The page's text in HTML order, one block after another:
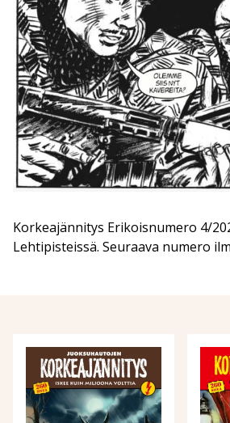
Korkeajännitys Erikoisnumero 4/
Lehtipisteissä. Seuraava numero